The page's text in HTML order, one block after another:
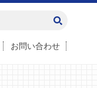
お問い合わせ